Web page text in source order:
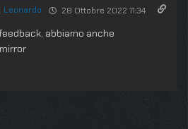
Leonardo 28 Ottobre 2022 11:34
abbiamo anche